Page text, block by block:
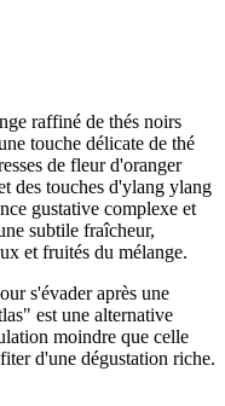
raffiné de thés noirs
touche délicate de thé
de fleur d'oranger
des touches d'ylang ylang
gustative complexe et
subtile fraîcheur,
et fruités du mélange.
s'évader après une
est une alternative
moindre que celle
d'une dégustation riche.